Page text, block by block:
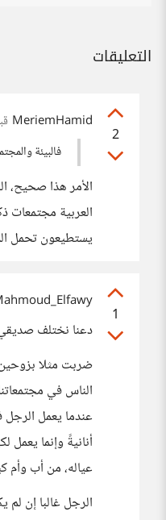
التعليقات
2
MeriemHamid قبل
فالبيئة
الأمر هذا صحيح،
العربية مجتمعات
يستطيعون تحمل
1
دعنا نختلف صديقي
ضربت مثلا بزوحين
الناس في
عندما يعمل
أنانيةً وإنما
عياله، من أب وأم
الرجل غالبا إن لم